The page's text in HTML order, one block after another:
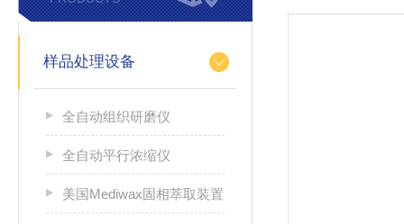
样品处理设备
全自动组织研磨仪
全自动平行浓缩仪
美国Mediwax固相萃取装置